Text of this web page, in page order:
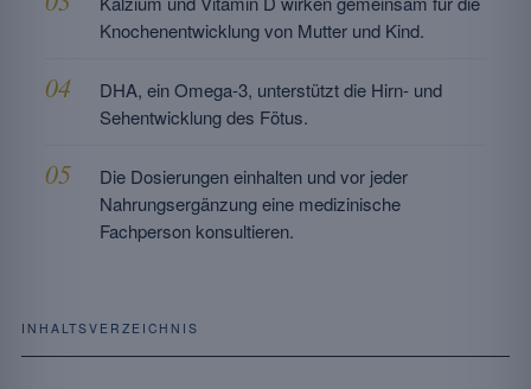
Knochenentwicklung von Mutter und Kind.
DHA, ein Omega-3, unterstützt die Hirn- und
Sehentwicklung des Fötus.
Die Dosierungen einhalten und vor jeder
Nahrungsergänzung eine medizinische
Fachperson konsultieren.
INHALTSVERZEICHNIS